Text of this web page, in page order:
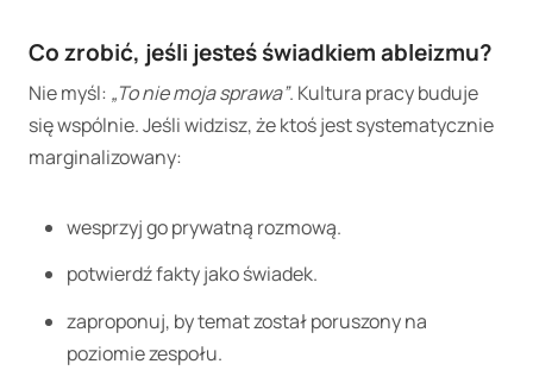
Co zrobić, jeśli jesteś świadkiem ableizmu?
Nie myśl: „To nie moja sprawa”. Kultura pracy buduje
się wspólnie. Jeśli widzisz, że ktoś jest systematycznie
marginalizowany:
wesprzyj go prywatną rozmową.
potwierdź fakty jako świadek.
zaproponuj, by temat został poruszony na
poziomie zespołu.